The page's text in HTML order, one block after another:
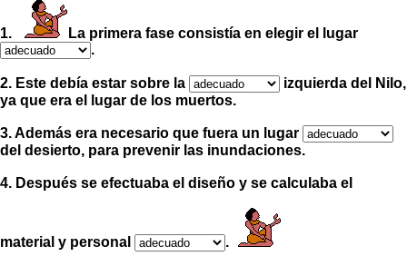
1.
La primera fase consistía en elegir el lugar
.
2. Este debía estar sobre la
izquierda del Nilo,
ya que era el lugar de los muertos.
3. Además era necesario que fuera un lugar
del desierto, para prevenir las inundaciones.
4. Después se efectuaba el diseño y se calculaba el
material y personal .